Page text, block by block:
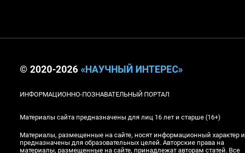
© 2020-2026 «НАУЧНЫЙ ИНТЕРЕС»
ИНФОРМАЦИОННО-ПОЗНАВАТЕЛЬНЫЙ ПОРТАЛ
Материалы сайта предназначены для лиц 16 лет и старше (16+)
Материалы, размещенные на сайте, носят информационный характер и
предназначены для образовательных целей. Авторские права на
материалы, размещенные на сайте, принадлежат авторам статей. Все